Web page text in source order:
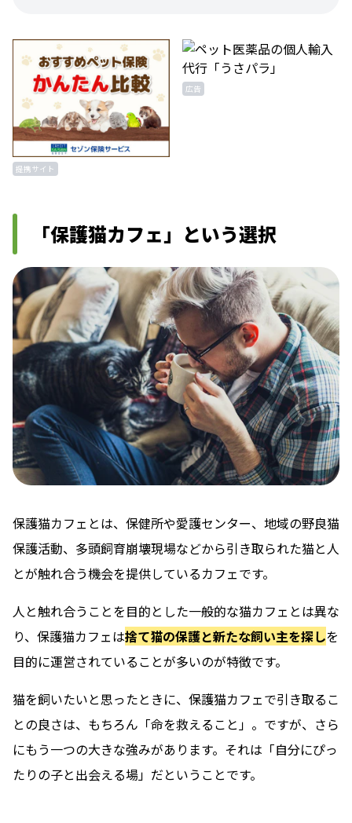
提携サイト
広告
「保護猫カフェ」という選択
保護猫カフェとは、保健所や愛護センター、地域の野良猫
保護活動、多頭飼育崩壊現場などから引き取られた猫と人
とが触れ合う機会を提供しているカフェです。
人と触れ合うことを目的とした一般的な猫カフェとは異な
り、保護猫カフェは捨て猫の保護と新たな飼い主を探しを
目的に運営されていることが多いのが特徴です。
猫を飼いたいと思ったときに、保護猫カフェで引き取るこ
との良さは、もちろん「命を救えること」。ですが、さら
にもう一つの大きな強みがあります。それは「自分にぴっ
たりの子と出会える場」だということです。